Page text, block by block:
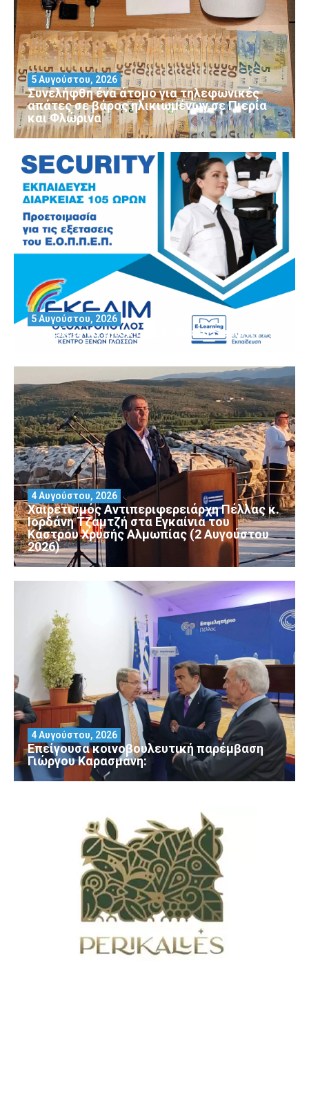
Συνελήφθη ένα άτομο για τηλεφωνικές
απάτες σε βάρος ηλικιωμένων σε Πιερία
και Φλώρινα
5 Αυγούστου, 2026
Θέλεις να αποκτήσεις άδεια Security?
5 Αυγούστου, 2026
Χαιρετισμός Αντιπεριφερειάρχη Πέλλας κ.
Ιορδάνη Τζαμτζή στα Εγκαίνια του
Κάστρου Χρυσής Αλμωπίας (2 Αυγούστου
2026)
4 Αυγούστου, 2026
Επείγουσα κοινοβουλευτική παρέμβαση
Γιώργου Καρασμάνη:
4 Αυγούστου, 2026